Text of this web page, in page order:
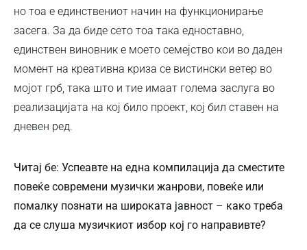
но тоа е единствениот начин на функционирање
засега. За да биде сето тоа така едноставно,
единствен виновник е моето семејство кои во даден
момент на креативна криза се вистински ветер во
мојот грб, така што и тие имаат голема заслуга во
реализацијата на кој било проект, кој бил ставен на
дневен ред.
Читај бе: Успеавте на една компилација да сместите
повеќе современи музички жанрови, повеќе или
помалку познати на широката јавност – како треба
да се слуша музичкиот избор кој го направивте?